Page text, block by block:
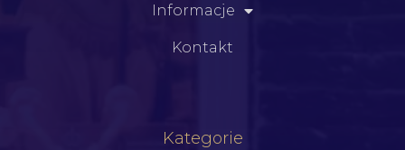
Informacje
Kontakt
Kategorie